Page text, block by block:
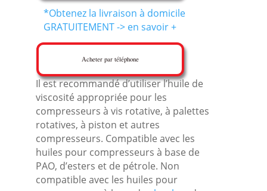
*Obtenez la livraison à domicile
GRATUITEMENT -> en savoir +
Acheter par téléphone
Il est recommandé d’utiliser l’huile de
viscosité appropriée pour les
compresseurs à vis rotative, à palettes
rotatives, à piston et autres
compresseurs. Compatible avec les
huiles pour compresseurs à base de
PAO, d’esters et de pétrole. Non
compatible avec les huiles pour